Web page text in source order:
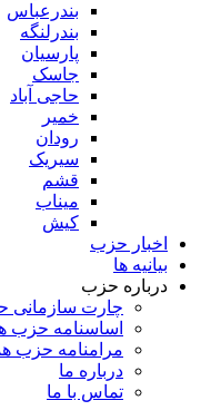
بندرعباس
بندرلنگه
پارسیان
جاسک
حاجی آباد
خمیر
رودان
سیریک
قشم
میناب
کیش
اخبار حزب
بیانیه ها
درباره حزب
چارت سازمانی
اساسنامه حزب
مرامنامه حزب
درباره ما
تماس با ما